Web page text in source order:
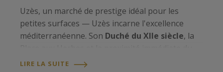
Uzès, un marché de prestige idéal pour les
petites surfaces — Uzès incarne l'excellence
méditerranéenne. Son Duché du XIIe siècle, la
Pont du Gard UNESCO
LIRE LA SUITE